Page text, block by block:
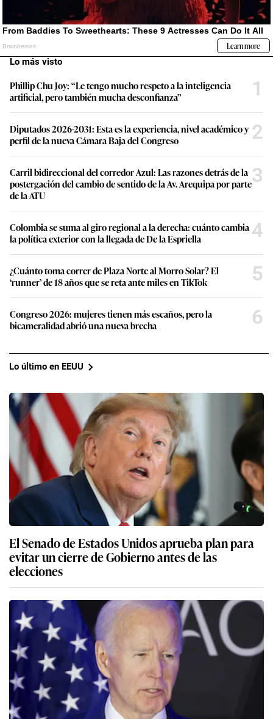
Lo más visto
Phillip Chu Joy: “Le tengo mucho respeto a la inteligencia
artificial, pero también mucha desconfianza”
1
Diputados 2026-2031: Esta es la experiencia, nivel académico y
perfil de la nueva Cámara Baja del Congreso
2
Carril bidireccional del corredor Azul: Las razones detrás de la
postergación del cambio de sentido de la Av. Arequipa por parte
de la ATU
3
Colombia se suma al giro regional a la derecha: cuánto cambia
la política exterior con la llegada de De la Espriella
4
¿Cuánto toma correr de Plaza Norte al Morro Solar? El
‘runner’ de 18 años que se reta ante miles en TikTok
5
Congreso 2026: mujeres tienen más escaños, pero la
bicameralidad abrió una nueva brecha
6
Lo último en EEUU
El Senado de Estados Unidos aprueba plan para
evitar un cierre de Gobierno antes de las
elecciones